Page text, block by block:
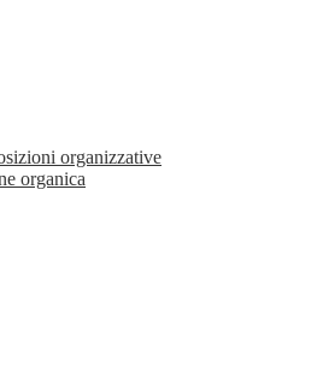
organizzative
organica